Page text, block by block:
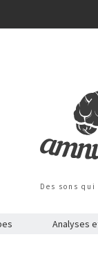
Des sons
Analyses